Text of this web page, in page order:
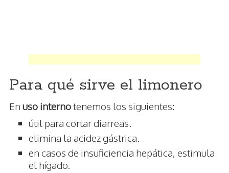
Para qué sirve el limonero
En uso internotenemos los siguientes:
útil para cortar diarreas.
elimina la acidez gástrica.
en casos de insuficiencia hepática, estimula
el hígado.